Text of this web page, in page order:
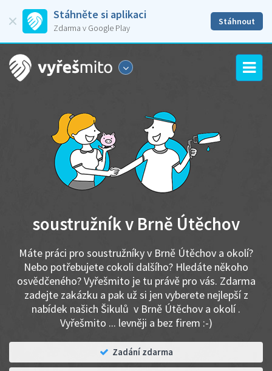
Stáhněte si aplikaci
Zdarma v Google Play
Stáhnout
soustružník v Brně Útěchov
Máte práci pro soustružníky v Brně Útěchov a okolí?
Nebo potřebujete cokoli dalšího? Hledáte někoho
osvědčeného? Vyřešmito je tu právě pro vás. Zdarma
zadejte zakázku a pak už si jen vyberete nejlepší z
nabídek našich Šikulů v Brně Útěchov a okolí .
Vyřešmito ... levněji a bez firem :-)
Zadání zdarma